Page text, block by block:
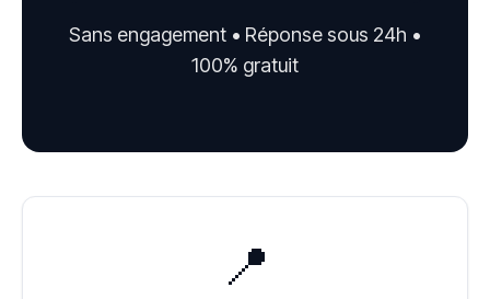
Sans engagement • Réponse sous 24h •
100% gratuit
📍